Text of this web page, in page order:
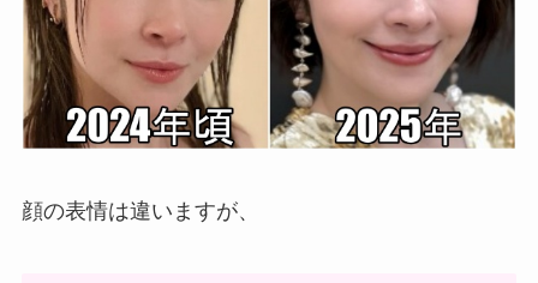
顔の表情は違いますが、